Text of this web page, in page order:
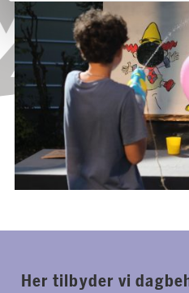
Her tilbyder vi